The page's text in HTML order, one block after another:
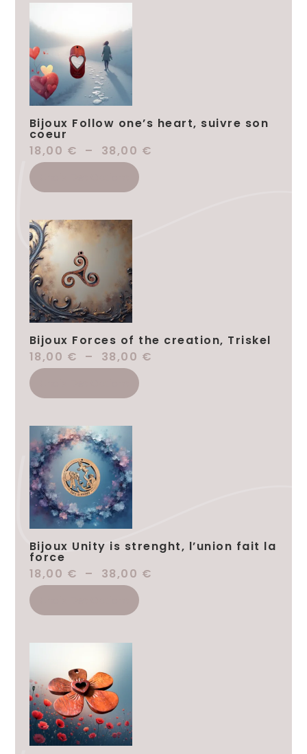
Bijoux Follow one’s heart, suivre son
coeur
18,00 € – 38,00 €
Bijoux Forces of the creation, Triskel
18,00 € – 38,00 €
Bijoux Unity is strenght, l’union fait la
force
18,00 € – 38,00 €